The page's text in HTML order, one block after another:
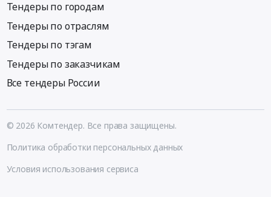
Тендеры по городам
Тендеры по отраслям
Тендеры по тэгам
Тендеры по заказчикам
Все тендеры России
© 2026 Комтендер. Все права защищены.
Политика обработки персональных данных
Условия использования сервиса